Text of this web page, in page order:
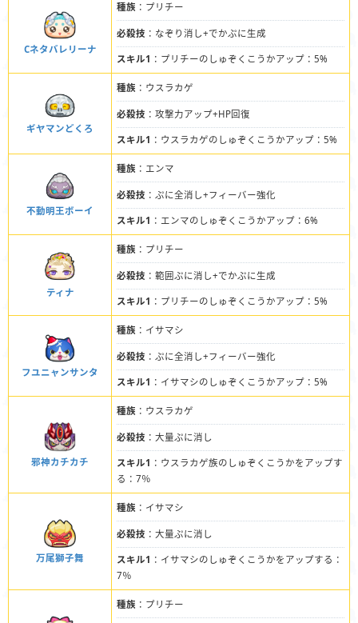
Cネタバレリーナ
種族 ：プリチー
必殺技 ：なぞり消し+でかぷに生成
スキル1 ：プリチーのしゅぞくこうかアップ：5%
ギヤマンどくろ
種族 ：ウスラカゲ
必殺技 ：攻撃力アップ+HP回復
スキル1 ：ウスラカゲのしゅぞくこうかアップ：5%
不動明王ボーイ
種族 ：エンマ
必殺技 ：ぷに全消し+フィーバー強化
スキル1 ：エンマのしゅぞくこうかアップ：6%
ティナ
種族 ：プリチー
必殺技 ：範囲ぷに消し+でかぷに生成
スキル1 ：プリチーのしゅぞくこうかアップ：5%
フユニャンサンタ
種族 ：イサマシ
必殺技 ：ぷに全消し+フィーバー強化
スキル1 ：イサマシのしゅぞくこうかアップ：5%
邪神カチカチ
種族 ：ウスラカゲ
必殺技 ：大量ぷに消し
スキル1 ：ウスラカゲ族のしゅぞくこうかをアップす
る：7％
万尾獅子舞
種族 ：イサマシ
必殺技 ：大量ぷに消し
スキル1 ：イサマシのしゅぞくこうかをアップする：
7％
種族 ：プリチー